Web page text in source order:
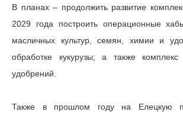
В планах – продолжить развитие
2029 года построить операционные
масличных культур, семян, химии и
обработке кукурузы; а также комплекс
удобрений.
Также в прошлом году на Елецкую